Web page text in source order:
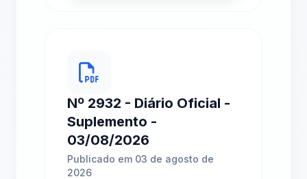
Nº 2932 - Diário Oficial -
Suplemento -
03/08/2026
Publicado em 03 de agosto de
2026